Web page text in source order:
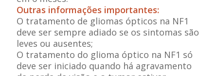
Outras informações importantes:
O tratamento de gliomas ópticos na NF1
deve ser sempre adiado se os sintomas são
leves ou ausentes;
O tratamento do glioma óptico na NF1 só
deve ser iniciado quando há agravamento